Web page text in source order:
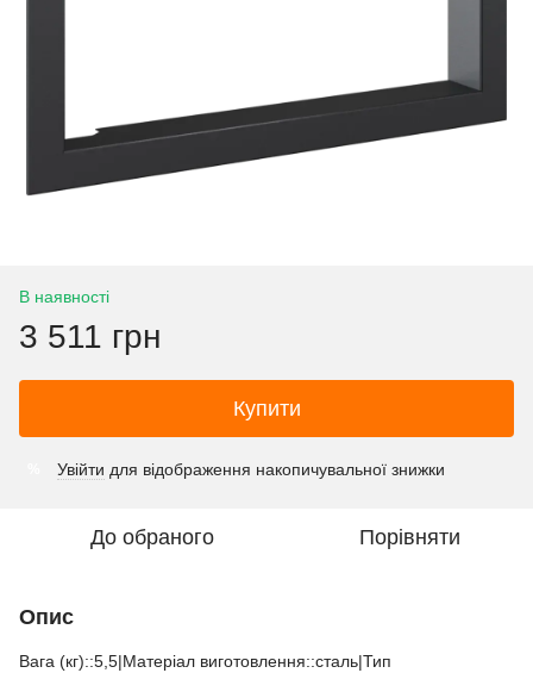
В наявності
3 511 грн
Купити
Увійти для відображення накопичувальної знижки
До обраного Порівняти
Опис
Вага (кг)::5,5|Матеріал виготовлення::сталь|Тип